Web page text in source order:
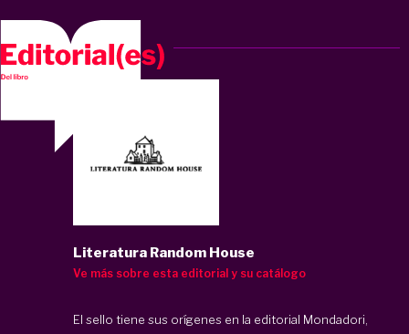
Literatura Random House
Ve más sobre esta editorial y su catálogo
El sello tiene sus orígenes en la editorial Mondadori,